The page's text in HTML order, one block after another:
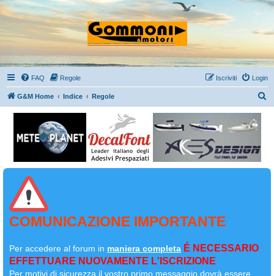
FAQ Regole Login
Iscriviti
G&M Home Indice Regole
COMUNICAZIONE IMPORTANTE
Per accedere al forum in maniera completa É NECESSARIO
EFFETTUARE NUOVAMENTE L'ISCRIZIONE
Per motivi di sicurezza il vostro primo messaggio dovrà essere